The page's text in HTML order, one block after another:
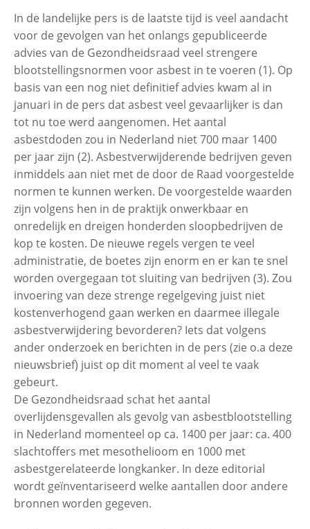
Zoeken
In de landelijke pers is de laatste tijd is veel aandacht
voor de gevolgen van het onlangs gepubliceerde
advies van de Gezondheidsraad veel strengere
blootstellingsnormen voor asbest in te voeren (1). Op
basis van een nog niet definitief advies kwam al in
januari in de pers dat asbest veel gevaarlijker is dan
tot nu toe werd aangenomen. Het aantal
asbestdoden zou in Nederland niet 700 maar 1400
per jaar zijn (2). Asbestverwijderende bedrijven geven
inmiddels aan niet met de door de Raad voorgestelde
normen te kunnen werken. De voorgestelde waarden
zijn volgens hen in de praktijk onwerkbaar en
onredelijk en dreigen honderden sloopbedrijven de
kop te kosten. De nieuwe regels vergen te veel
administratie, de boetes zijn enorm en er kan te snel
worden overgegaan tot sluiting van bedrijven (3). Zou
invoering van deze strenge regelgeving juist niet
kostenverhogend gaan werken en daarmee illegale
asbestverwijdering bevorderen? Iets dat volgens
ander onderzoek en berichten in de pers (zie o.a deze
nieuwsbrief) juist op dit moment al veel te vaak
gebeurt.
De Gezondheidsraad schat het aantal
overlijdensgevallen als gevolg van asbestblootstelling
in Nederland momenteel op ca. 1400 per jaar: ca. 400
slachtoffers met mesothelioom en 1000 met
asbestgerelateerde longkanker. In deze editorial
wordt geïnventariseerd welke aantallen door andere
bronnen worden gegeven.